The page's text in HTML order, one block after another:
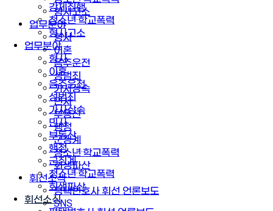
강제집행
청소년·학교폭력
형사고소
업무분야
형사
이혼
음주운전
성범죄
가사상속
민사
부동산
행정
군징계
청소년·학교폭력
회생파산
휘선소식
형사고소
업무분야
형사
이혼
음주운전
성범죄
가사상속
민사
부동산
행정
군징계
청소년·학교폭력
회생파산
휘선소식
평택변호사 휘선 언론보도
SNS